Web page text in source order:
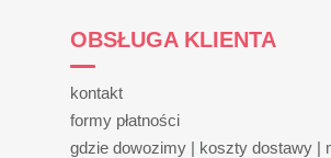
OBSŁUGA KLIENTA
kontakt
formy płatności
gdzie dowozimy | koszty dostawy |